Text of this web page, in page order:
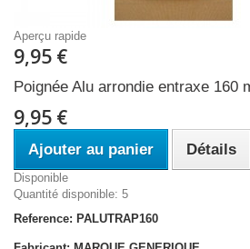
Aperçu rapide
9,95 €
Poignée Alu arrondie entraxe 160
9,95 €
Ajouter au panier Détails
Disponible
Quantité disponible: 5
Reference: PALUTRAP160